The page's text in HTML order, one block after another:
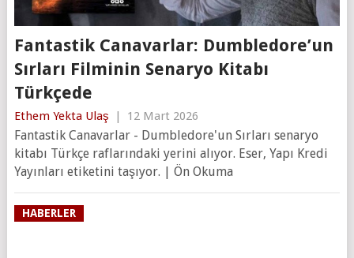
Fantastik Canavarlar: Dumbledore’un
Sırları Filminin Senaryo Kitabı
Türkçede
Ethem Yekta Ulaş 12 Mart 2026
Fantastik Canavarlar - Dumbledore'un Sırları senaryo
kitabı Türkçe raflarındaki yerini alıyor. Eser, Yapı Kredi
Yayınları etiketini taşıyor. | Ön Okuma
HABERLER